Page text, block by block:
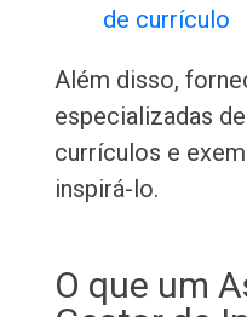
de currículo
Além disso,
especializadas
currículos e
inspirá-lo.
O que um